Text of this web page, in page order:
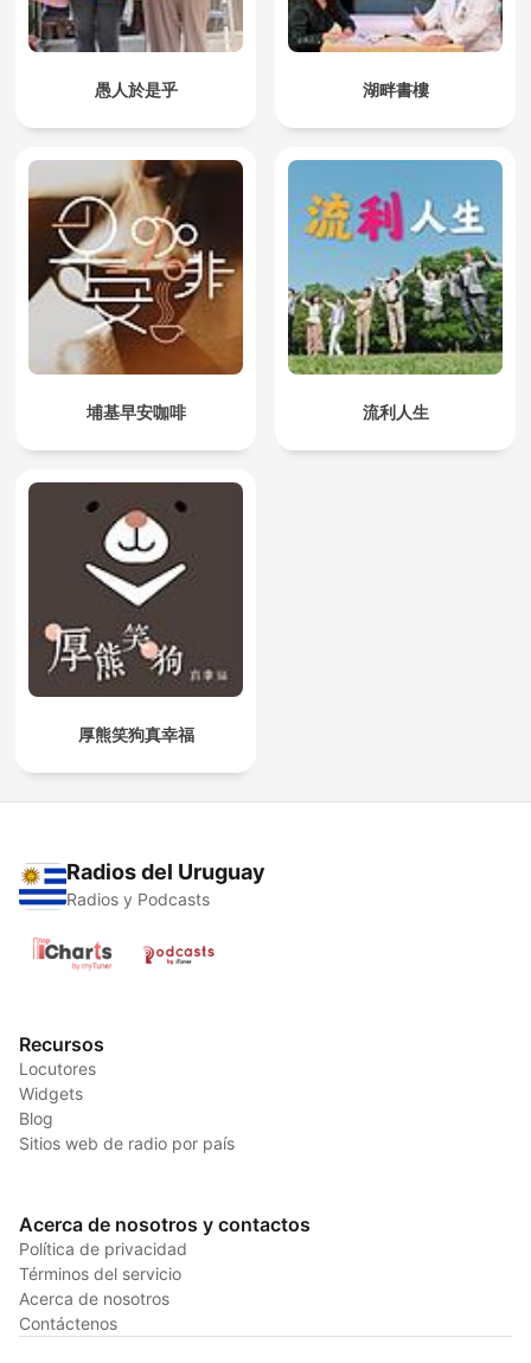
愚人於是乎 湖畔書樓
埔基早安咖啡 流利人生
厚熊笑狗真幸福
Radios del Uruguay
Radios y Podcasts
Recursos
Locutores
Widgets
Blog
Sitios web de radio por país
Acerca de nosotros y contactos
Política de privacidad
Términos del servicio
Acerca de nosotros
Contáctenos